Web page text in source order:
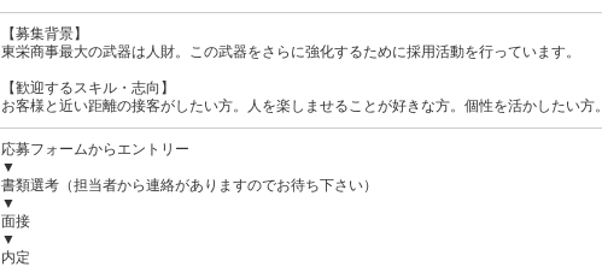
【募集背景】
東栄商事最大の武器は人財。この武器をさらに強化するために採用活動を行っています。
【歓迎するスキル・志向】
お客様と近い距離の接客がしたい方。人を楽しませることが好きな方。個性を活かしたい方。
応募フォームからエントリー
▼
書類選考（担当者から連絡がありますのでお待ち下さい）
▼
面接
▼
内定